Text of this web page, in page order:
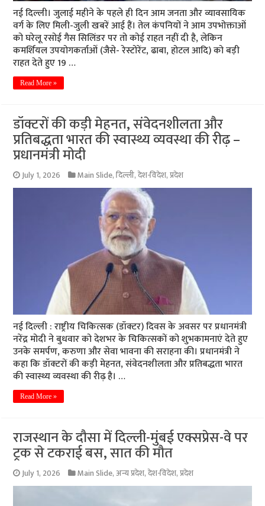
नई दिल्ली। जुलाई महीने के पहले ही दिन आम जनता और व्यावसायिक
वर्ग के लिए मिली-जुली खबरें आई हैं। तेल कंपनियों ने आम उपभोक्ताओं
को घरेलू रसोई गैस सिलिंडर पर तो कोई राहत नहीं दी है, लेकिन
कमर्शियल उपयोगकर्ताओं (जैसे- रेस्टोरेंट, ढाबा, होटल आदि) को बड़ी
राहत देते हुए 19 …
Read More »
डॉक्टरों की कड़ी मेहनत, संवेदनशीलता और
प्रतिबद्धता भारत की स्वास्थ्य व्यवस्था की रीढ़ –
प्रधानमंत्री मोदी
July 1, 2026 Main Slide,दिल्ली,देश-विदेश,प्रदेश
नई दिल्ली : राष्ट्रीय चिकित्सक (डॉक्टर) दिवस के अवसर पर प्रधानमंत्री
नरेंद्र मोदी ने बुधवार को देशभर के चिकित्सकों को शुभकामनाएं देते हुए
उनके समर्पण, करुणा और सेवा भावना की सराहना की। प्रधानमंत्री ने
कहा कि डॉक्टरों की कड़ी मेहनत, संवेदनशीलता और प्रतिबद्धता भारत
की स्वास्थ्य व्यवस्था की रीढ़ है। …
Read More »
राजस्थान के दौसा में दिल्ली-मुंबई एक्सप्रेस-वे पर
ट्रक से टकराई बस, सात की मौत
July 1, 2026 Main Slide,अन्य प्रदेश,देश-विदेश,प्रदेश